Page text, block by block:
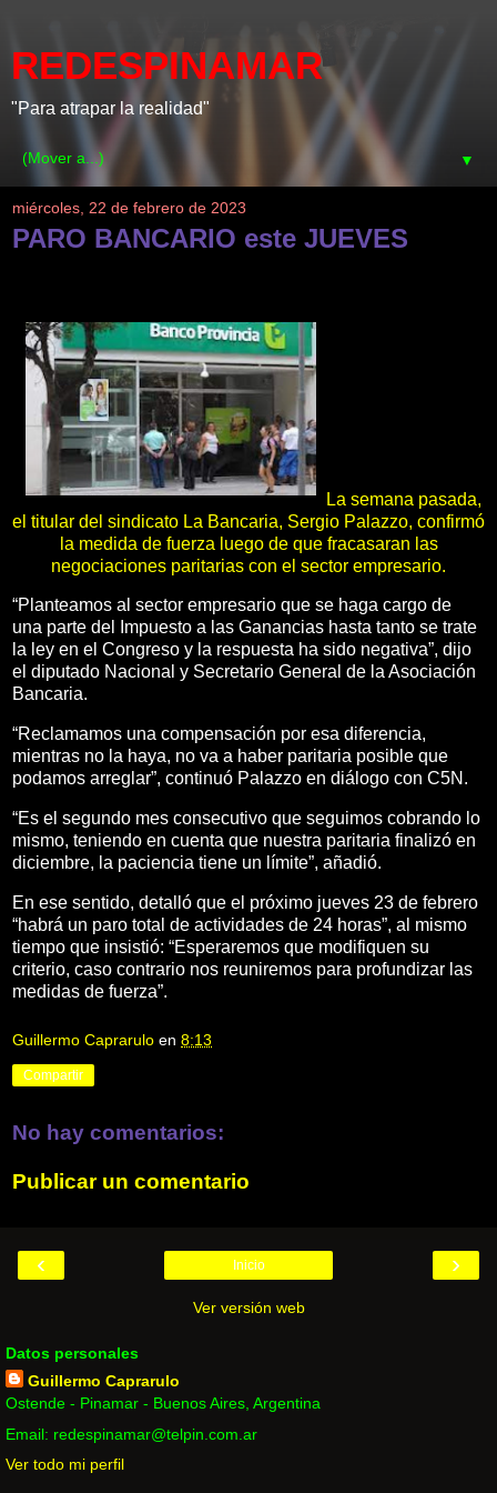
REDESPINAMAR
"Para atrapar la realidad"
▼
miércoles, 22 de febrero de 2023
PARO BANCARIO este JUEVES
La semana pasada,
el titular del sindicato La Bancaria, Sergio Palazzo, confirmó
la medida de fuerza luego de que fracasaran las
negociaciones paritarias con el sector empresario.
“Planteamos al sector empresario que se haga cargo de
una parte del Impuesto a las Ganancias hasta tanto se trate
la ley en el Congreso y la respuesta ha sido negativa”, dijo
el diputado Nacional y Secretario General de la Asociación
Bancaria.
“Reclamamos una compensación por esa diferencia,
mientras no la haya, no va a haber paritaria posible que
podamos arreglar”, continuó Palazzo en diálogo con C5N.
“Es el segundo mes consecutivo que seguimos cobrando lo
mismo, teniendo en cuenta que nuestra paritaria finalizó en
diciembre, la paciencia tiene un límite”, añadió.
En ese sentido, detalló que el próximo jueves 23 de febrero
“habrá un paro total de actividades de 24 horas”, al mismo
tiempo que insistió: “Esperaremos que modifiquen su
criterio, caso contrario nos reuniremos para profundizar las
medidas de fuerza”.
Guillermo Caprarulo en 8:13
Compartir
No hay comentarios:
Publicar un comentario
‹ ›
Inicio
Ver versión web
Datos personales
Guillermo Caprarulo
Ostende - Pinamar - Buenos Aires, Argentina
Email: redespinamar@telpin.com.ar
Ver todo mi perfil